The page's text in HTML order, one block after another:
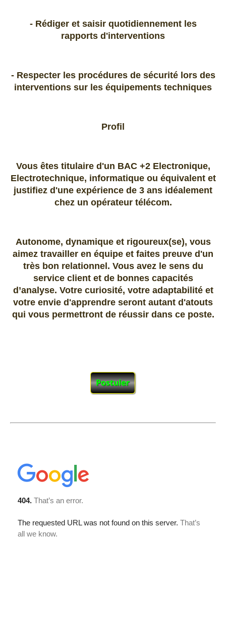
- Rédiger et saisir quotidiennement les
rapports d'interventions
- Respecter les procédures de sécurité lors des
interventions sur les équipements techniques
Profil
Vous êtes titulaire d'un BAC +2 Electronique,
Electrotechnique, informatique ou équivalent et
justifiez d'une expérience de 3 ans idéalement
chez un opérateur télécom.
Autonome, dynamique et rigoureux(se), vous
aimez travailler en équipe et faites preuve d'un
très bon relationnel. Vous avez le sens du
service client et de bonnes capacités
d’analyse. Votre curiosité, votre adaptabilité et
votre envie d'apprendre seront autant d'atouts
qui vous permettront de réussir dans ce poste.